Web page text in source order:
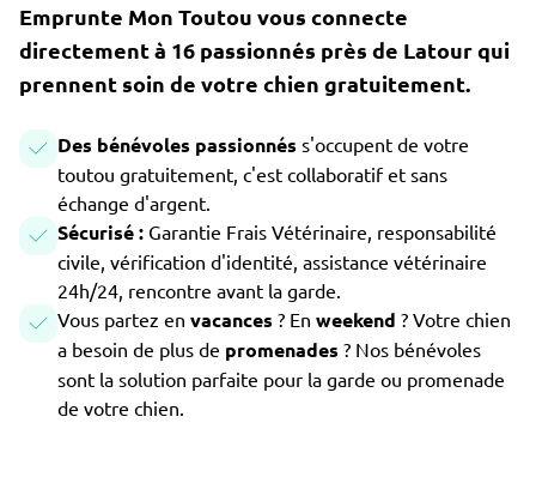
Emprunte Mon Toutou vous connecte
directement à 16 passionnés près de Latour qui
prennent soin de votre chien gratuitement.
Des bénévoles passionnés s'occupent de votre
toutou gratuitement, c'est collaboratif et sans
échange d'argent.
Sécurisé : Garantie Frais Vétérinaire, responsabilité
civile, vérification d'identité, assistance vétérinaire
24h/24, rencontre avant la garde.
Vous partez en vacances ? En weekend ? Votre chien
a besoin de plus de promenades ? Nos bénévoles
sont la solution parfaite pour la garde ou promenade
de votre chien.